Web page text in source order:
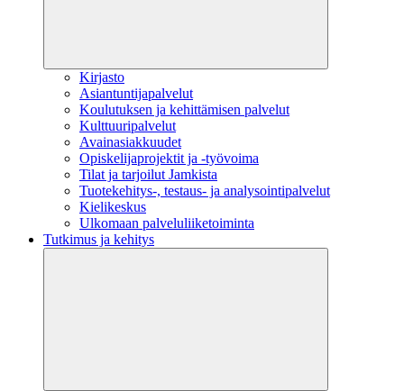
Kirjasto
Asiantuntijapalvelut
Koulutuksen ja kehittämisen palvelut
Kulttuuripalvelut
Avainasiakkuudet
Opiskelijaprojektit​ ja -työvoima
Tilat ja tarjoilut Jamkista
Tuotekehitys-, testaus- ja analysointipalvelut
Kielikeskus
Ulkomaan palveluliiketoiminta
Tutkimus ja kehitys